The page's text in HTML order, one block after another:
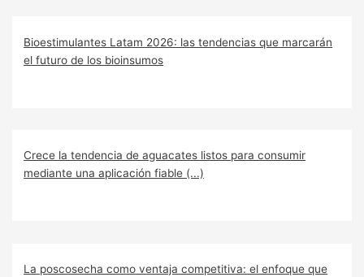
Bioestimulantes Latam 2026: las tendencias que marcarán
el futuro de los bioinsumos
Crece la tendencia de aguacates listos para consumir
mediante una aplicación fiable (...)
La poscosecha como ventaja competitiva: el enfoque que